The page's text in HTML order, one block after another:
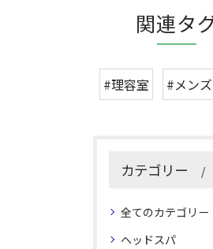
関連タ
#理容室 #メン
カテゴリー
全てのカテゴリー
ヘッドスパ